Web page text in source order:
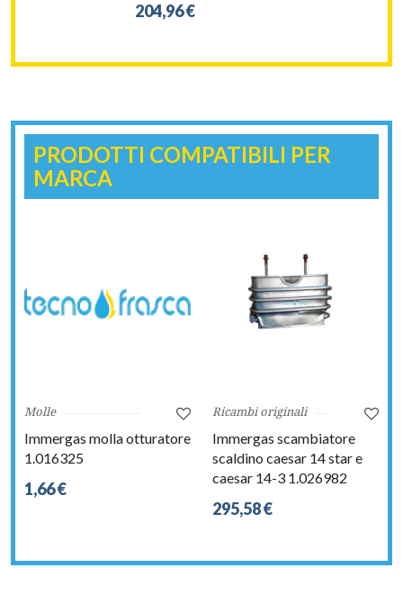
204,96 €
PRODOTTI COMPATIBILI PER
MARCA
Molle
Immergas molla otturatore
1.016325
1,66 €
Ricambi originali
Immergas scambiatore
scaldino caesar 14 star e
caesar 14-3 1.026982
295,58 €